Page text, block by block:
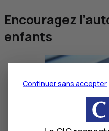
Encouragez
enfants
Continuer sans accepter